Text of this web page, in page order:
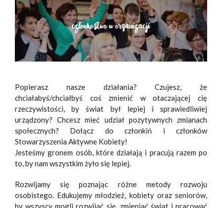
Popierasz nasze działania? Czujesz, że
chciałabyś/chciałbyś coś zmienić w otaczającej cię
rzeczywistości, by świat był lepiej i sprawiedliwiej
urządzony? Chcesz mieć udział pozytywnych zmianach
społecznych? Dołącz do członkiń i członków
Stowarzyszenia Aktywne Kobiety!
Jesteśmy gronem osób, które działają i pracują razem po
to, by nam wszystkim żyło się lepiej.
Rozwijamy się poznając różne metody rozwoju
osobistego. Edukujemy młodzież, kobiety oraz seniorów,
by wszyscy mogli rozwijać się, zmieniać świat i pracować